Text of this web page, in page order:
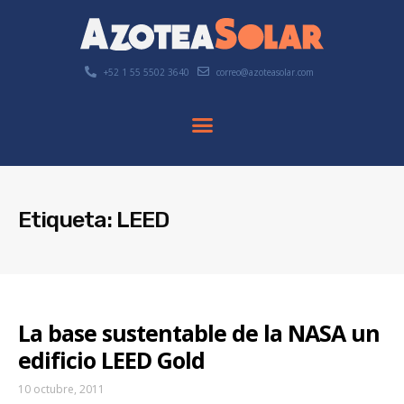
+52 1 55 5502 3640 correo@azoteasolar.com
Etiqueta: LEED
La base sustentable de la NASA un
edificio LEED Gold
10 octubre, 2011